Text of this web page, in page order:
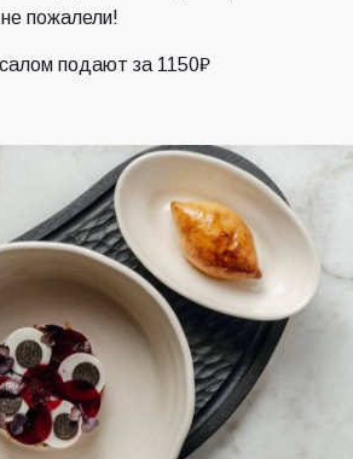
пожалели!
подают за 1150₽